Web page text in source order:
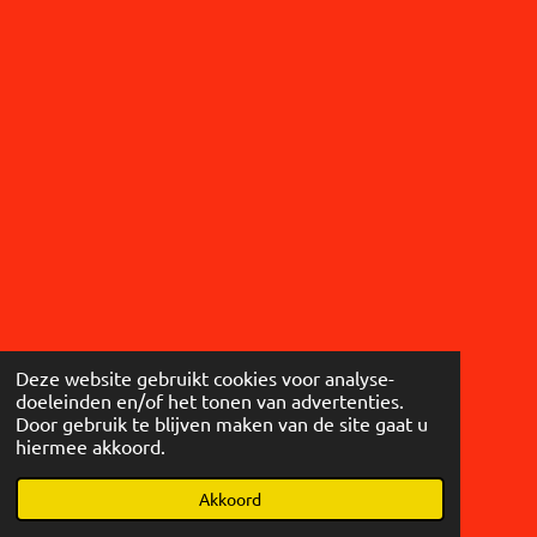
Deze website gebruikt cookies voor analyse-
doeleinden en/of het tonen van advertenties.
Door gebruik te blijven maken van de site gaat u
hiermee akkoord.
Akkoord